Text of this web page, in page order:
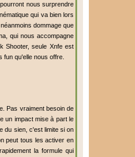
nous surprendre
qui va bien lors
dommage que
qui nous accompagne
Shooter, seule Xnfe est
qu'elle nous offre.
Pas vraiment besoin de
un impact mise à part le
du sien, c'est limite si on
peut tous les activer en
la formule qui